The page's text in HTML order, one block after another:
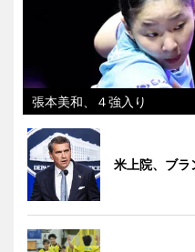
張本美和、４強入り
米上院、ブラ